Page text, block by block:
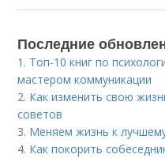
Последние
1. Топ-10 книг по
мастером коммуникации
2. Как изменить свою
советов
3. Меняем жизнь к
4. Как покорить